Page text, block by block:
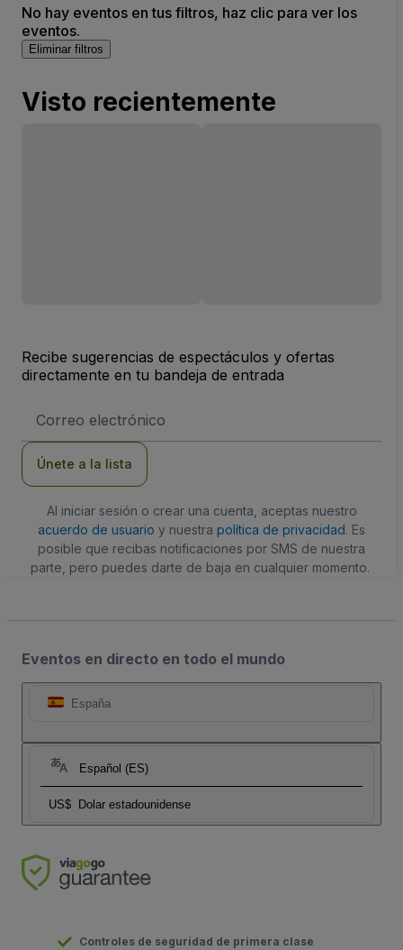
No hay eventos en tus filtros, haz clic para ver los
eventos.
Eliminar filtros
Visto recientemente
Recibe sugerencias de espectáculos y ofertas
directamente en tu bandeja de entrada
de
Únete a la lista
Al iniciar sesión o crear una cuenta, aceptas nuestro
acuerdo de usuario y nuestra política de privacidad. Es
posible que recibas notificaciones por SMS de nuestra
parte, pero puedes darte de baja en cualquier momento.
Eventos en directo en todo el mundo
España
Español (ES)
US$ Dolar estadounidense
Controles de seguridad de primera clase